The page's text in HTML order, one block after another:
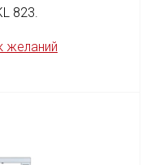
823.
желаний